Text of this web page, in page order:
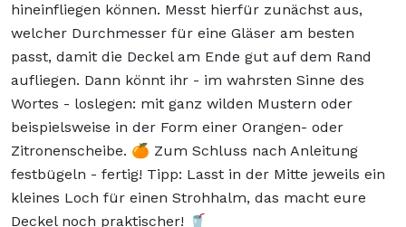
hineinfliegen können. Messt hierfür zunächst aus,
welcher Durchmesser für eine Gläser am besten
passt, damit die Deckel am Ende gut auf dem Rand
aufliegen. Dann könnt ihr - im wahrsten Sinne des
Wortes - loslegen: mit ganz wilden Mustern oder
beispielsweise in der Form einer Orangen- oder
Zitronenscheibe. 🍊 Zum Schluss nach Anleitung
festbügeln - fertig! Tipp: Lasst in der Mitte jeweils ein
kleines Loch für einen Strohhalm, das macht eure
Deckel noch praktischer! 🥤